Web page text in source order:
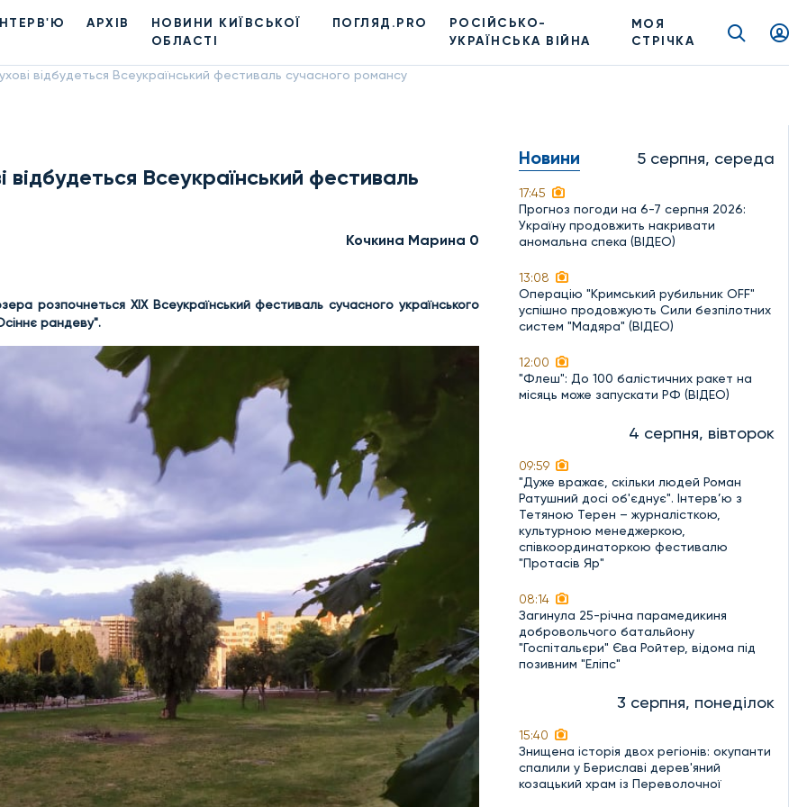
АРХІВ
НОВИНИ КИЇВСЬКОЇ
ОБЛАСТІ
ПОГЛЯД.PRO
РОСІЙСЬКО-
УКРАЇНСЬКА ВІЙНА
МОЯ
СТРІЧКА
відбудеться Всеукраїнський фестиваль сучасного романсу
Всеукраїнський фестиваль
Кочкина Марина 0
розпочнеться XIX Всеукраїнський фестиваль сучасного українського
рандеву".
Новини 5 серпня, середа
17:45
Прогноз погоди на 6-7 серпня 2026:
Україну продовжить накривати
аномальна спека (ВІДЕО)
13:08
Операцію "Кримський рубильник OFF"
успішно продовжують Сили безпілотних
систем "Мадяра" (ВІДЕО)
12:00
"Флеш": До 100 балістичних ракет на
місяць може запускати РФ (ВІДЕО)
4 серпня, вівторок
09:59
"Дуже вражає, скільки людей Роман
Ратушний досі об'єднує". Інтерв’ю з
Тетяною Терен – журналісткою,
культурною менеджеркою,
співкоординаторкою фестивалю
"Протасів Яр"
08:14
Загинула 25-річна парамедикиня
добровольчого батальйону
"Госпітальєри" Єва Ройтер, відома під
позивним "Еліпс"
3 серпня, понеділок
15:40
Знищена історія двох регіонів: окупанти
спалили у Бериславі дерев'яний
козацький храм із Переволочної